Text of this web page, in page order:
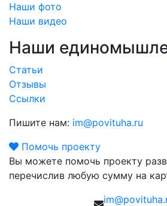
Наши фото
Наши видео
Наши
Статьи
Отзывы
Ссылки
Пишите нам: im@povituha.ru
Помочь проекту
Вы можете помочь проекту
перечислив любую сумму на